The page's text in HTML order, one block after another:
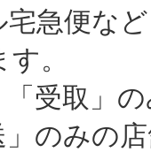
便など
。
取」の
みの店